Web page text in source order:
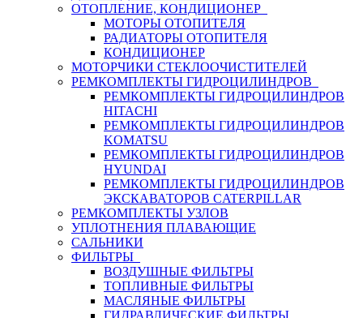
ОТОПЛЕНИЕ, КОНДИЦИОНЕР
МОТОРЫ ОТОПИТЕЛЯ
РАДИАТОРЫ ОТОПИТЕЛЯ
КОНДИЦИОНЕР
МОТОРЧИКИ СТЕКЛООЧИСТИТЕЛЕЙ
РЕМКОМПЛЕКТЫ ГИДРОЦИЛИНДРОВ
РЕМКОМПЛЕКТЫ ГИДРОЦИЛИНДРОВ
HITACHI
РЕМКОМПЛЕКТЫ ГИДРОЦИЛИНДРОВ
KOMATSU
РЕМКОМПЛЕКТЫ ГИДРОЦИЛИНДРОВ
HYUNDAI
РЕМКОМПЛЕКТЫ ГИДРОЦИЛИНДРОВ
ЭКСКАВАТОРОВ CATERPILLAR
РЕМКОМПЛЕКТЫ УЗЛОВ
УПЛОТНЕНИЯ ПЛАВАЮЩИЕ
САЛЬНИКИ
ФИЛЬТРЫ
ВОЗДУШНЫЕ ФИЛЬТРЫ
ТОПЛИВНЫЕ ФИЛЬТРЫ
МАСЛЯНЫЕ ФИЛЬТРЫ
ГИДРАВЛИЧЕСКИЕ ФИЛЬТРЫ